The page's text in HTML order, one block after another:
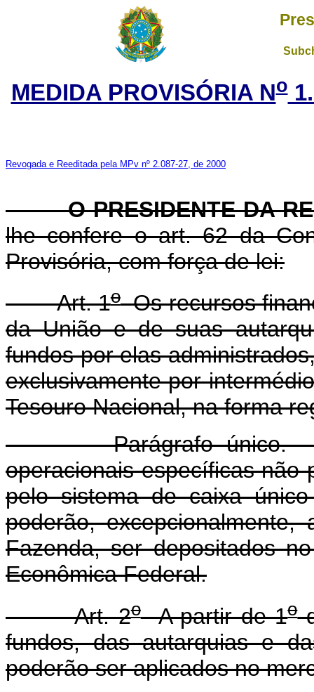
MEDIDA PROVISÓRIA No
Revogada e Reeditada pela MPv nº 2.087-27, de 2000
O PRESIDENTE DA
lhe confere o art. 62 da
Provisória, com força de lei:
Art. 1oOs recursos
da União e de suas
fundos por elas
exclusivamente por
Tesouro Nacional, na forma
Parágrafo único. Nos
operacionais específicas não
pelo sistema de caixa
poderão,
Fazenda, ser depositados
Econômica Federal.
Art. 2oA partir de 1o
fundos, das autarquias e
poderão ser aplicados no